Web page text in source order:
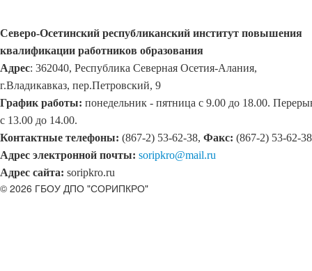
Северо-Осетинский республиканский институт повышения
квалификации работников образования
Адрес: 362040, Республика Северная Осетия-Алания,
г.Владикавказ, пер.Петровский, 9
График работы: понедельник - пятница с 9.00 до 18.00.
с 13.00 до 14.00.
Контактные телефоны: (867-2) 53-62-38, Факс: (867-2) 53-62-38
Адрес электронной почты: soripkro@mail.ru
Адрес сайта: soripkro.ru
© 2026 ГБОУ ДПО "СОРИПКРО"